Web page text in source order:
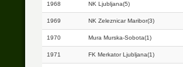
1968 NK Ljubljana(5)
1969 NK Zeleznicar Maribor(3)
1970 Mura Murska-Sobota(1)
1971 FK Merkator Ljubljana(1)